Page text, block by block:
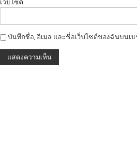
เว็บไซต์
บันทึกชื่อ, อีเมล และชื่อเว็บไซต์ของฉันบนเ